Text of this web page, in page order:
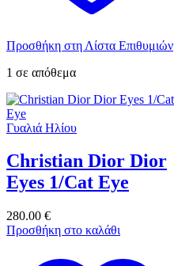
Προσθήκη στη Λίστα Επιθυμιών
1 σε απόθεμα
Γυαλιά Ηλίου
Christian Dior Dior
Eyes 1/Cat Eye
280.00 €
Προσθήκη στο καλάθι